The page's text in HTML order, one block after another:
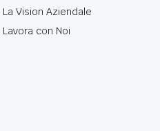
La Vision Aziendale
Lavora con Noi